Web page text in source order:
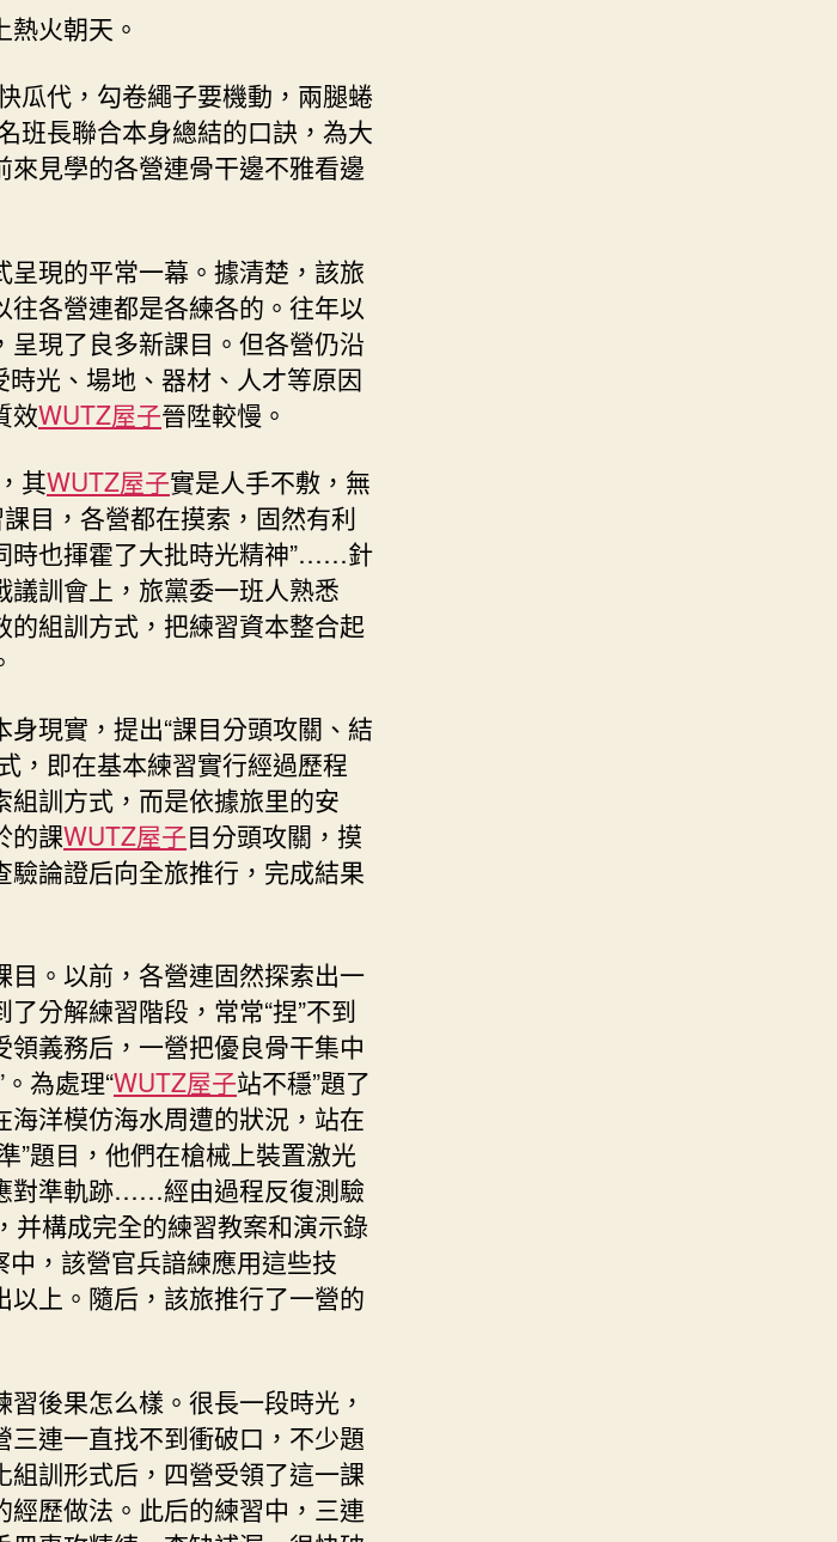
訓
形
式
晉
質
效
–
中
國
軍
中
火朝天。
瓜代，勾卷繩子要機動，兩腿蜷
長聯合本身總結的口訣，為大
見學的各營連骨干邊不雅看邊
現的平常一幕。據清楚，該旅
各營連都是各練各的。往年以
現了良多新課目。但各營仍沿
時光、場地、器材、人才等原因
效WUTZ屋子晉陞較慢。
其WUTZ屋子實是人手不敷，無
目，各營都在摸索，固然有利
時也揮霍了大批時光精神”……針
訓會上，旅黨委一班人熟悉
組訓方式，把練習資本整合起
現實，提出“課目分頭攻關、結
，即在基本練習實行經過歷程
訓方式，而是依據旅里的安
的課WUTZ屋子目分頭攻關，摸
論證后向全旅推行，完成結果
。以前，各營連固然探索出一
分解練習階段，常常“捏”不到
義務后，一營把優良骨干集中
為處理“WUTZ屋子站不穩”題了
洋模仿海水周遭的狀況，站在
”題目，他們在槍械上裝置激光
對準軌跡……經由過程反復測驗
并構成完全的練習教案和演示錄
中，該營官兵諳練應用這些技
上。隨后，該旅推行了一營的
後果怎么樣。很長一段時光，
連一直找不到衝破口，不少題
組訓形式后，四營受領了這一課
經歷做法。此后的練習中，三連